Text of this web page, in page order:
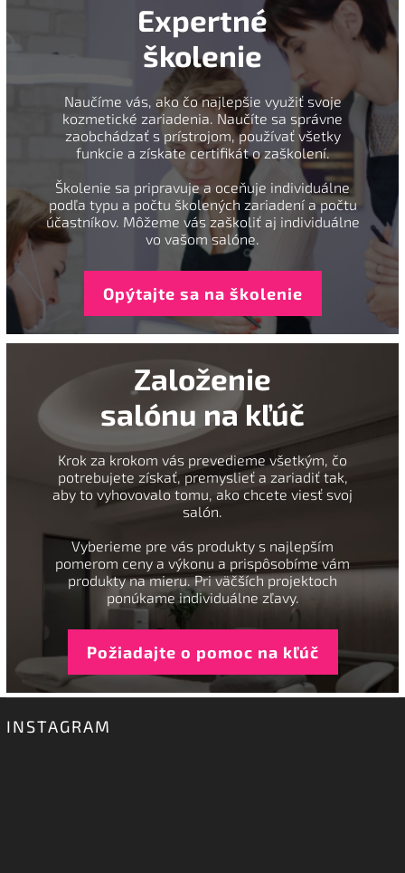
Expertné
školenie
Naučíme vás, ako čo najlepšie využiť svoje
kozmetické zariadenia. Naučíte sa správne
zaobchádzať s prístrojom, používať všetky
funkcie a získate certifikát o zaškolení.
Školenie sa pripravuje a oceňuje individuálne
podľa typu a počtu školených zariadení a počtu
účastníkov. Môžeme vás zaškoliť aj individuálne
vo vašom salóne.
Opýtajte sa na školenie
Založenie
salónu na kľúč
Krok za krokom vás prevedieme všetkým, čo
potrebujete získať, premyslieť a zariadiť tak,
aby to vyhovovalo tomu, ako chcete viesť svoj
salón.
Vyberieme pre vás produkty s najlepším
pomerom ceny a výkonu a prispôsobíme vám
produkty na mieru. Pri väčších projektoch
ponúkame individuálne zľavy.
Požiadajte o pomoc na kľúč
INSTAGRAM